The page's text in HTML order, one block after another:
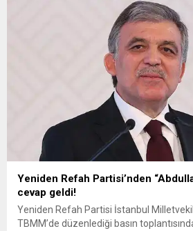
Yüksel TBMM’ye soru önergesi sundu.
Partisi’nin kamuoyuna yaptığı
Yeniden Refah Partisi’nden
cevap geldi!
Yeniden Refah Partisi İstanbul
TBMM’de düzenlediği basın